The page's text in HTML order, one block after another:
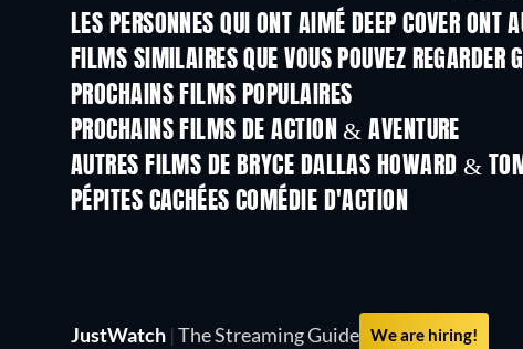
LES PERSONNES QUI ONT AIMÉ DEEP COVER ONT
FILMS SIMILAIRES QUE VOUS POUVEZ REGARDER
PROCHAINS FILMS POPULAIRES
PROCHAINS FILMS DE ACTION & AVENTURE
AUTRES FILMS DE BRYCE DALLAS HOWARD &
PÉPITES CACHÉES COMÉDIE D'ACTION
JustWatch | The Streaming Guide We are hiring!